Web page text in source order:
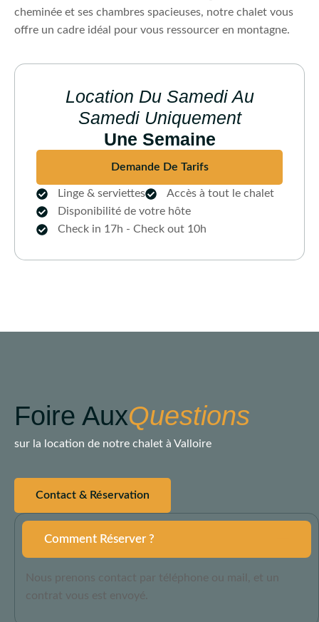
cheminée et ses chambres spacieuses, notre chalet vous
offre un cadre idéal pour vous ressourcer en montagne.
Location Du Samedi Au
Samedi Uniquement
Une Semaine
Demande De Tarifs
Linge & serviettes
Accès à tout le chalet
Disponibilité de votre hôte
Check in 17h - Check out 10h
Foire AuxQuestions
sur la location de notre chalet à Valloire
Contact & Réservation
Comment Réserver ?
Nous prenons contact par téléphone ou mail, et un
contrat vous est envoyé.